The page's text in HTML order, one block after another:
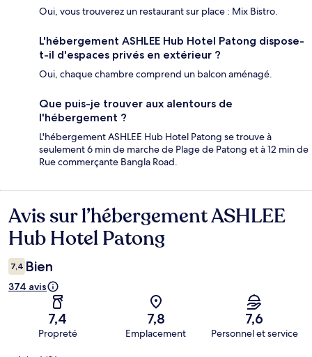
Oui, vous trouverez un restaurant sur place : Mix Bistro.
L'hébergement ASHLEE Hub Hotel Patong dispose-
t-il d'espaces privés en extérieur ?
Oui, chaque chambre comprend un balcon aménagé.
Que puis-je trouver aux alentours de
l'hébergement ?
L'hébergement ASHLEE Hub Hotel Patong se trouve à
seulement 6 min de marche de Plage de Patong et à 12 min de
Rue commerçante Bangla Road.
Avis
Avis sur l’hébergement ASHLEE
Hub Hotel Patong
7,4 Bien
374 avis
7,4
Propreté
7,8
Emplacement
7,6
Personnel et service